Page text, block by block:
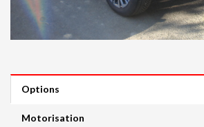
Options
Motorisation